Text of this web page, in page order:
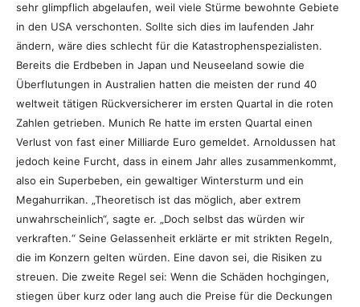
sehr glimpflich abgelaufen, weil viele Stürme bewohnte Gebiete
in den USA verschonten. Sollte sich dies im laufenden Jahr
ändern, wäre dies schlecht für die Katastrophenspezialisten.
Bereits die Erdbeben in Japan und Neuseeland sowie die
Überflutungen in Australien hatten die meisten der rund 40
weltweit tätigen Rückversicherer im ersten Quartal in die roten
Zahlen getrieben. Munich Re hatte im ersten Quartal einen
Verlust von fast einer Milliarde Euro gemeldet. Arnoldussen hat
jedoch keine Furcht, dass in einem Jahr alles zusammenkommt,
also ein Superbeben, ein gewaltiger Wintersturm und ein
Megahurrikan. „Theoretisch ist das möglich, aber extrem
unwahrscheinlich“, sagte er. „Doch selbst das würden wir
verkraften.“ Seine Gelassenheit erklärte er mit strikten Regeln,
die im Konzern gelten würden. Eine davon sei, die Risiken zu
streuen. Die zweite Regel sei: Wenn die Schäden hochgingen,
stiegen über kurz oder lang auch die Preise für die Deckungen